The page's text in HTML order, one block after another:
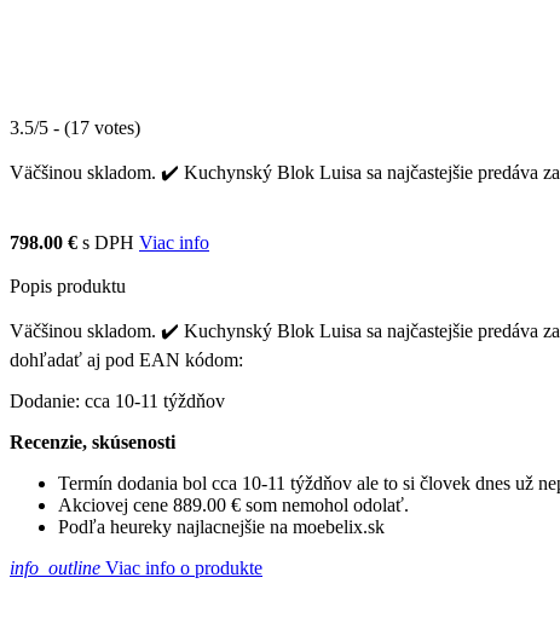
3.5/5 - (17 votes)
Väčšinou skladom. ✔️ Kuchynský Blok Luisa sa najčastejšie predáva
798.00 € s DPH Viac info
Popis produktu
Väčšinou skladom. ✔️ Kuchynský Blok Luisa sa najčastejšie predáva
dohľadať aj pod EAN kódom:
Dodanie: cca 10-11 týždňov
Recenzie, skúsenosti
Termín dodania bol cca 10-11 týždňov ale to si človek dnes už
Akciovej cene 889.00 € som nemohol odolať.
Podľa heureky najlacnejšie na moebelix.sk
info_outline Viac info o produkte